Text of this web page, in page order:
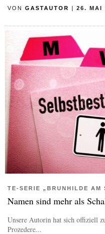
VON GASTAUTOR | 26. MAI
TE-SERIE „BRUNHILDE AM
Namen sind mehr als
Unsere Autorin hat sich offiziell
Prozedere...